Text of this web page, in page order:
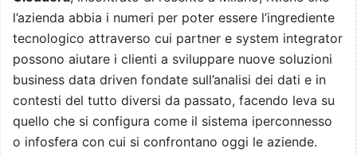
l’azienda abbia i numeri per poter essere l’ingrediente
tecnologico attraverso cui partner e system integrator
possono aiutare i clienti a sviluppare nuove soluzioni
business data driven fondate sull’analisi dei dati e in
contesti del tutto diversi da passato, facendo leva su
quello che si configura come il sistema iperconnesso
o infosfera con cui si confrontano oggi le aziende.